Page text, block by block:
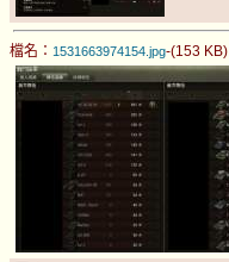
檔名： 1531663974154.jpg-(153 KB)